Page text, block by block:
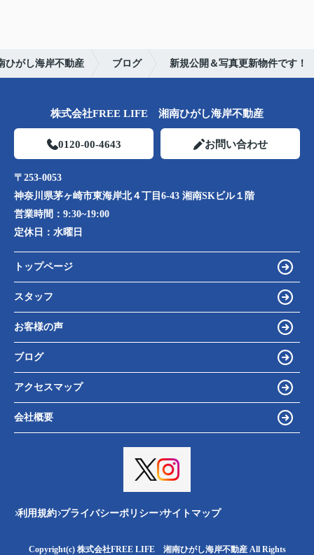
ひがし海岸不動産 ブログ 新規公開＆写真更新物件です！
株式会社FREE LIFE 湘南ひがし海岸不動産
0120-00-4643 お問い合わせ
〒253-0053
神奈川県茅ヶ崎市東海岸北４丁目6-43 湘南SKビル１階
営業時間： 9:30~19:00
定休日： 水曜日
トップページ
スタッフ
お客様の声
ブログ
アクセスマップ
会社概要
利用規約 プライバシーポリシー サイトマップ
Copyright(c) 株式会社FREE LIFE 湘南ひがし海岸不動産 All Rights